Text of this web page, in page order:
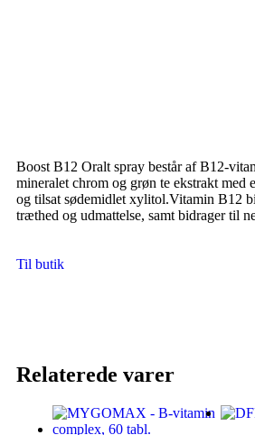
Boost B12 Oralt spray består af B12-
mineralet chrom og grøn te ekstrakt med
og tilsat sødemidlet xylitol.Vitamin B12
træthed og udmattelse, samt bidrager til
Til butik
Relaterede varer